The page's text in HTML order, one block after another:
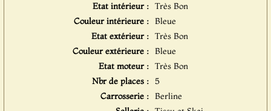
Etat intérieur : Très Bon
Couleur intérieure : Bleue
Etat extérieur : Très Bon
Couleur extérieure : Bleue
Etat moteur : Très Bon
Nbr de places : 5
Carrosserie : Berline